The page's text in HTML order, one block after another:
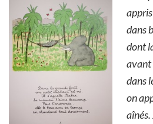
dans
dont
avant
dans
on
aînés.